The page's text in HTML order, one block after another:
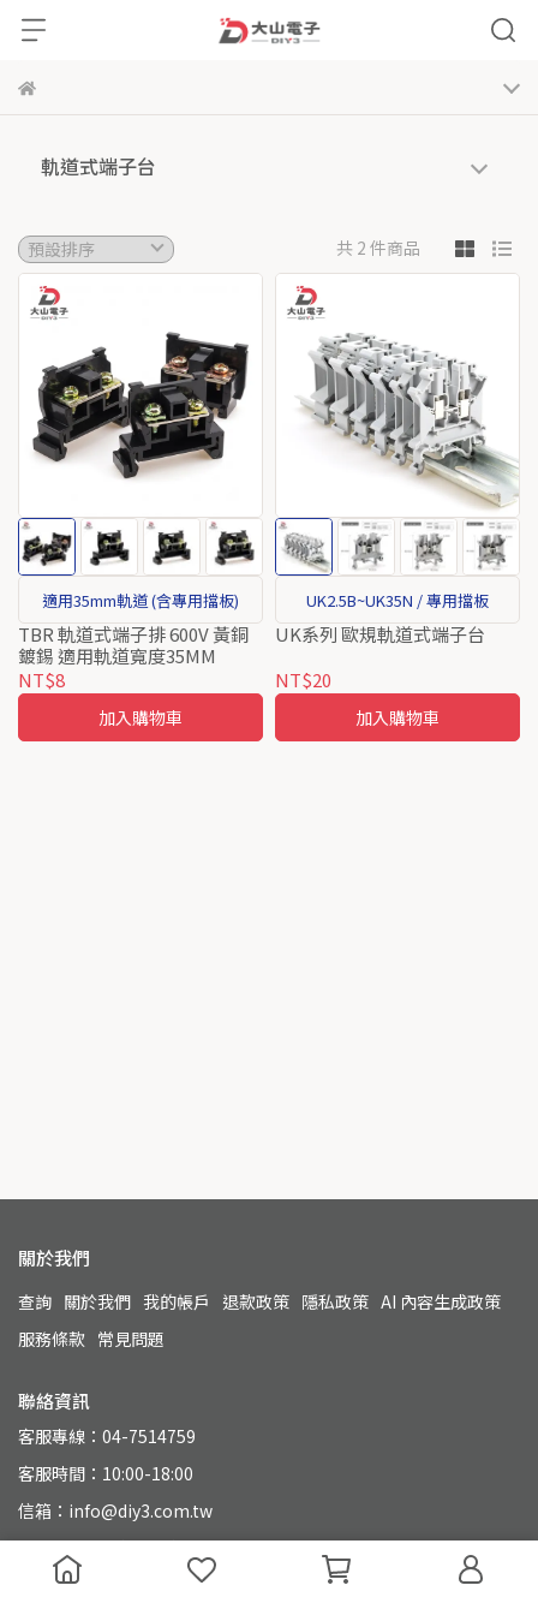
軌道式端子台
共 2 件商品
適用35mm軌道 (含專用擋板)
TBR 軌道式端子排 600V 黃銅
鍍錫 適用軌道寬度35MM
NT$8
加入購物車
UK2.5B~UK35N / 專用擋板
UK系列 歐規軌道式端子台
NT$20
加入購物車
關於我們
查詢 關於我們 我的帳戶 退款政策 隱私政策 AI 內容生成政策
服務條款 常見問題
聯絡資訊
客服專線：04-7514759
客服時間：10:00-18:00
信箱：info@diy3.com.tw
地址：500 彰化縣彰化市永興街110號
統一編號：90804649